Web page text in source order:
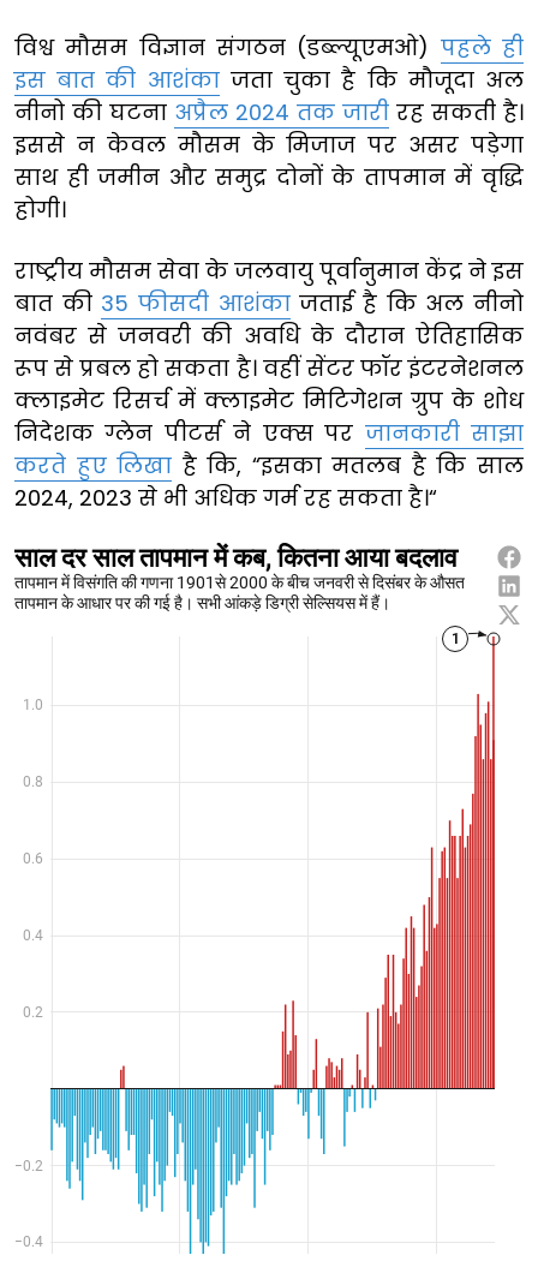
विश्व मौसम विज्ञान संगठन (डब्ल्यूएमओ) पहले ही
इस बात की आशंकाजता चुका है कि मौजूदा अल
नीनो की घटना अप्रैल 2024 तक जारी रह सकती है।
इससे न केवल मौसम के मिजाज पर असर पड़ेगा
साथ ही जमीन और समुद्र दोनों के तापमान में वृद्धि
होगी।
राष्ट्रीय मौसम सेवा के जलवायु पूर्वानुमान केंद्र ने इस
बात की 35 फीसदी आशंकाजताई है कि अल नीनो
नवंबर से जनवरी की अवधि के दौरान ऐतिहासिक
रूप से प्रबल हो सकता है। वहीं सेंटर फॉर इंटरनेशनल
क्लाइमेट रिसर्च में क्लाइमेट मिटिगेशन ग्रुप के शोध
निदेशक ग्लेन पीटर्स ने एक्स पर जानकारी साझा
करते हुए लिखा है कि, “इसका मतलब है कि साल
2024, 2023 से भी अधिक गर्म रह सकता है।“